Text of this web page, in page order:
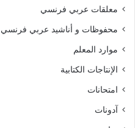
معلقات عربي فرنسي
محفوظات و أناشيد عربي فرنسي
موارد المعلم
الإنتاجات الكتابية
امتحانات
آدونات